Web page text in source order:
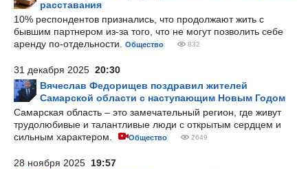
расставания
10% респондентов признались, что продолжают жить с
бывшим партнером из-за того, что не могут позволить себе
аренду по-отдельности.
Общество 832
31 декабря 2025 20:30
Вячеслав Федорищев поздравил жителей
Самарской области с наступающим Новым Годом
Самарская область – это замечательный регион, где живут
трудолюбивые и талантливые люди с открытым сердцем и
сильным характером.
Общество 2649
28 ноября 2025 19:57